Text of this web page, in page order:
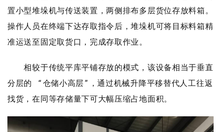
置小型堆垛机与传送装置，两侧排布多层货位存放料箱。
操作人员在终端下达存取指令后，堆垛机可将目标料箱精
准运送至固定取货口，完成存取作业。
相较于传统平库平铺存放的模式，该设备相当于垂直
分层的 “仓储小高层”，通过机械升降平移替代人工往返
找货，在同等存储量下可大幅压缩占地面积。